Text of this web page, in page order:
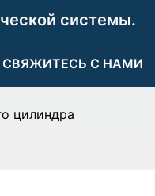
системы.
СВЯЖИТЕСЬ С НАМИ
цилиндра